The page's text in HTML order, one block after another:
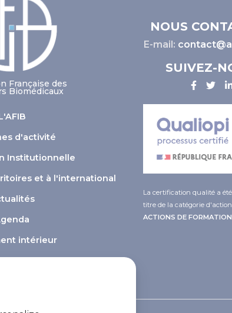
Française des
Biomédicaux
d'activité
Institutionnelle
et à l'international
intérieur
NOUS
E-mail:
SUIVEZ-
La certification qualité a
titre de la catégorie
ACTIONS DE FORMATION